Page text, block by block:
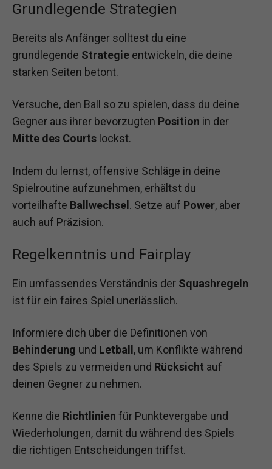
Grundlegende Strategien
Bereits als Anfänger solltest du eine
grundlegende Strategie entwickeln, die deine
starken Seiten betont.
Versuche, den Ball so zu spielen, dass du deine
Gegner aus ihrer bevorzugten Position in der
Mitte des Courts lockst.
Indem du lernst, offensive Schläge in deine
Spielroutine aufzunehmen, erhältst du
vorteilhafte Ballwechsel. Setze auf Power, aber
auch auf Präzision.
Regelkenntnis und Fairplay
Ein umfassendes Verständnis der Squashregeln
ist für ein faires Spiel unerlässlich.
Informiere dich über die Definitionen von
Behinderung und Letball , um Konflikte während
des Spiels zu vermeiden und Rücksicht auf
deinen Gegner zu nehmen.
Kenne die Richtlinien für Punktevergabe und
Wiederholungen, damit du während des Spiels
die richtigen Entscheidungen triffst.